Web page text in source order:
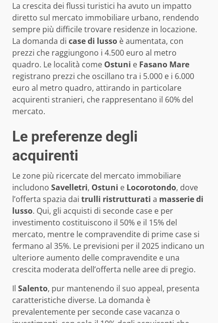
La crescita dei flussi turistici ha avuto un impatto
diretto sul mercato immobiliare urbano, rendendo
sempre più difficile trovare residenze in locazione.
La domanda di case di lusso è aumentata, con
prezzi che raggiungono i 4.500 euro al metro
quadro. Le località come Ostuni e Fasano Mare
registrano prezzi che oscillano tra i 5.000 e i 6.000
euro al metro quadro, attirando in particolare
acquirenti stranieri, che rappresentano il 60% del
mercato.
Le preferenze degli
acquirenti
Le zone più ricercate del mercato immobiliare
includono Savelletri, Ostuni e Locorotondo, dove
l’offerta spazia dai trulli ristrutturati a masserie di
lusso. Qui, gli acquisti di seconde case e per
investimento costituiscono il 50% e il 15% del
mercato, mentre le compravendite di prime case si
fermano al 35%. Le previsioni per il 2025 indicano un
ulteriore aumento delle compravendite e una
crescita moderata dell’offerta nelle aree di pregio.
Il Salento, pur mantenendo il suo appeal, presenta
caratteristiche diverse. La domanda è
prevalentemente per seconde case vacanza o